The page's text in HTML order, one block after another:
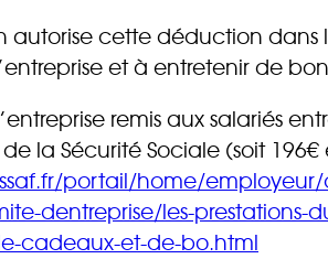
autorise cette déduction
et à entretenir de
remis aux salariés
la Sécurité Sociale (soit 196€
portail/home/
dentreprise/les-prestations-
cadeaux-et-de-bo.html